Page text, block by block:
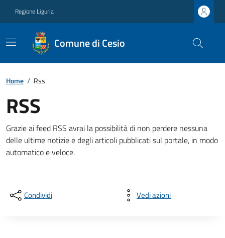
Regione Liguria
Comune di Cesio
Home / Rss
RSS
Grazie ai feed RSS avrai la possibilità di non perdere nessuna
delle ultime notizie e degli articoli pubblicati sul portale, in modo
automatico e veloce.
Condividi Vedi azioni